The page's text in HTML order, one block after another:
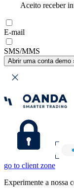
Aceito receber
E-mail
SMS/MMS
Abrir uma conta demo
go to client zone
Experimente a nossa